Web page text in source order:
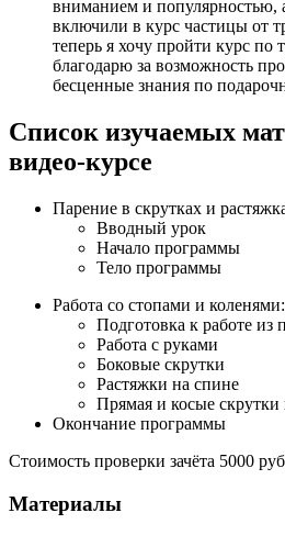
вниманием и популярностью,
включили в курс частицы от
теперь я хочу пройти курс по
благодарю за возможность
бесценные знания по
Список изучаемых
видео-курсе
Парение в скрутках и
Вводный урок
Начало программы
Тело программы
Работа со стопами и коленями:
Подготовка к работе из
Работа с руками
Боковые скрутки
Растяжки на спине
Прямая и косые
Окончание программы
Стоимость проверки зачёта 5000 руб
Материалы